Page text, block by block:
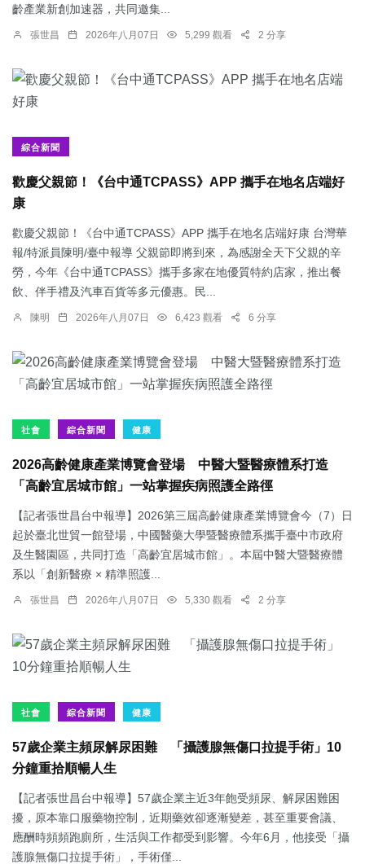
齡產業新創加速器，共同邀集...
張世昌 2026年八月07日 5,299 觀看 2 分享
綜合新聞
歡慶父親節！《台中通TCPASS》APP 攜手在地名店端好
康
歡慶父親節！《台中通TCPASS》APP 攜手在地名店端好康 台灣華
報/特派員陳明/臺中報導 父親節即將到來，為感謝全天下父親的辛
勞，今年《台中通TCPASS》攜手多家在地優質特約店家，推出餐
飲、伴手禮及汽車百貨等多元優惠。民...
陳明 2026年八月07日 6,423 觀看 6 分享
社會 綜合新聞 健康
2026高齡健康產業博覽會登場 中醫大暨醫療體系打造
「高齡宜居城市館」一站掌握疾病照護全路徑
【記者張世昌台中報導】2026第三屆高齡健康產業博覽會今（7）日
起於臺北世貿一館登場，中國醫藥大學暨醫療體系攜手臺中市政府
及生醫園區，共同打造「高齡宜居城市館」。本屆中醫大暨醫療體
系以「創新醫療 × 精準照護...
張世昌 2026年八月07日 5,330 觀看 2 分享
社會 綜合新聞 健康
57歲企業主頻尿解尿困難 「攝護腺無傷口拉提手術」10
分鐘重拾順暢人生
【記者張世昌台中報導】57歲企業主近3年飽受頻尿、解尿困難困
擾，原本靠口服藥物控制，近期藥效卻逐漸變差，甚至重要會議、
應酬時頻頻跑廁所，生活與工作都受到影響。今年6月，他接受「攝
護腺無傷口拉提手術」，手術僅...